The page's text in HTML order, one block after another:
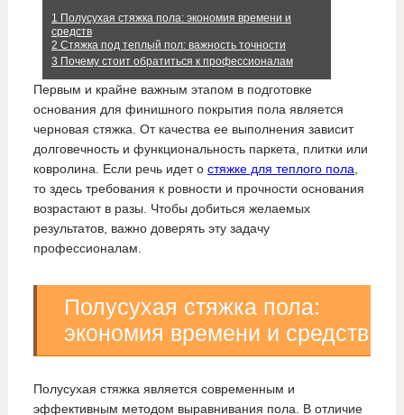
1 Полусухая стяжка пола: экономия времени и
средств
2 Стяжка под теплый пол: важность точности
3 Почему стоит обратиться к профессионалам
Первым и крайне важным этапом в подготовке
основания для финишного покрытия пола является
черновая стяжка. От качества ее выполнения зависит
долговечность и функциональность паркета, плитки или
ковролина. Если речь идет о стяжке для теплого пола,
то здесь требования к ровности и прочности основания
возрастают в разы. Чтобы добиться желаемых
результатов, важно доверять эту задачу
профессионалам.
Полусухая стяжка пола:
экономия времени и средств
Полусухая стяжка является современным и
эффективным методом выравнивания пола. В отличие